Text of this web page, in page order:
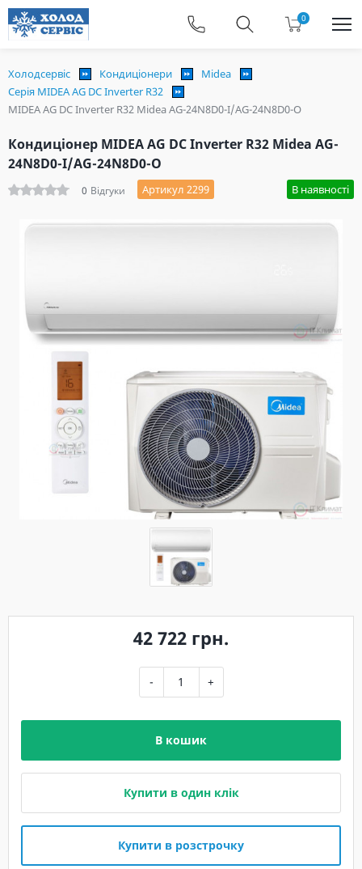
0
Холодсервіс Кондиціонери
Midea
Серія MIDEA AG DC Inverter R32
MIDEA AG DC Inverter R32 Midea AG-24N8D0-I/AG-24N8D0-O
Кондиціонер MIDEA AG DC Inverter R32 Midea AG-
24N8D0-I/AG-24N8D0-O
0 Відгуки Артикул 2299 В наявності
42 722 грн.
- +
В кошик
Купити в один клік
Купити в розстрочку